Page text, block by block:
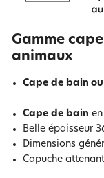
Gamme
animaux
Cape de bain
Cape de bain
Belle épaisseur
Dimensions
Capuche